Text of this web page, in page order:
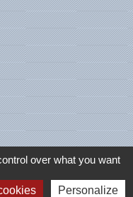
over what you want
Personalize